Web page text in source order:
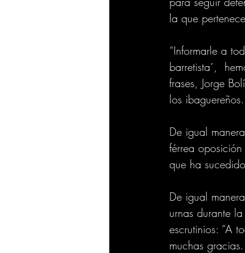
la que
“Informarle a
barretista´,
frases, Jorge
los ibaguereños.
De igual
férrea
que ha
De igual
urnas durante
escrutinios: “A
muchas